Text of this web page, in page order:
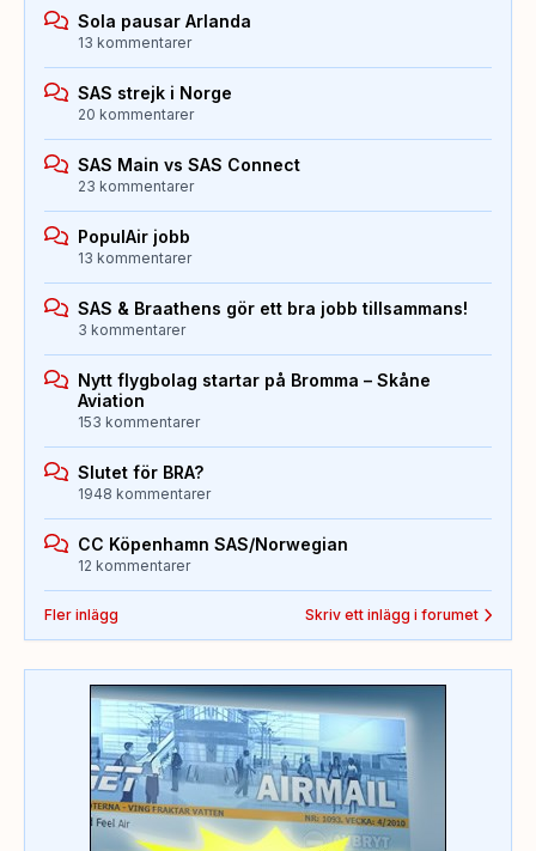
Sola pausar Arlanda
13 kommentarer
SAS strejk i Norge
20 kommentarer
SAS Main vs SAS Connect
23 kommentarer
PopulAir jobb
13 kommentarer
SAS & Braathens gör ett bra jobb tillsammans!
3 kommentarer
Nytt flygbolag startar på Bromma – Skåne
Aviation
153 kommentarer
Slutet för BRA?
1948 kommentarer
CC Köpenhamn SAS/Norwegian
12 kommentarer
Fler inlägg Skriv ett inlägg i forumet